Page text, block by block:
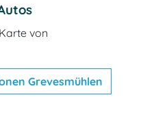
von
Grevesmühlen